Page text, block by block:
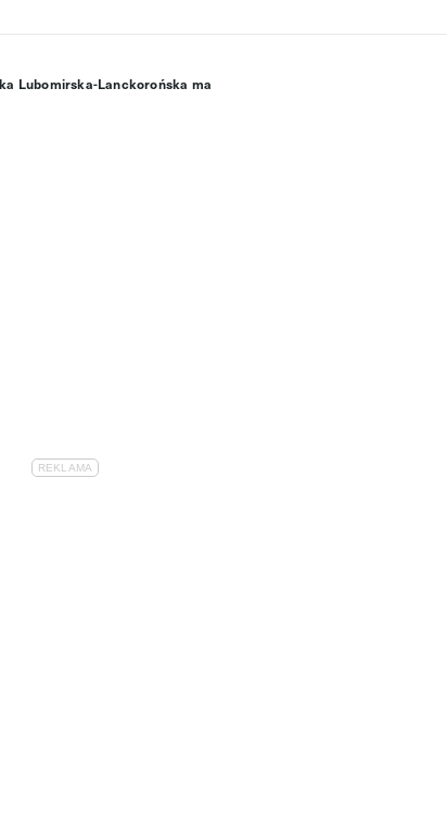
Lubomirska-Lanckorońska ma